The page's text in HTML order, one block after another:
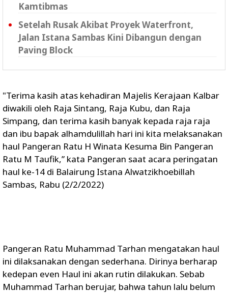
Kamtibmas
Setelah Rusak Akibat Proyek Waterfront,
Jalan Istana Sambas Kini Dibangun dengan
Paving Block
"Terima kasih atas kehadiran Majelis Kerajaan Kalbar
diwakili oleh Raja Sintang, Raja Kubu, dan Raja
Simpang, dan terima kasih banyak kepada raja raja
dan ibu bapak alhamdulillah hari ini kita melaksanakan
haul Pangeran Ratu H Winata Kesuma Bin Pangeran
Ratu M Taufik,” kata Pangeran saat acara peringatan
haul ke-14 di Balairung Istana Alwatzikhoebillah
Sambas, Rabu (2/2/2022)
Pangeran Ratu Muhammad Tarhan mengatakan haul
ini dilaksanakan dengan sederhana. Dirinya berharap
kedepan even Haul ini akan rutin dilakukan. Sebab
Muhammad Tarhan berujar, bahwa tahun lalu belum